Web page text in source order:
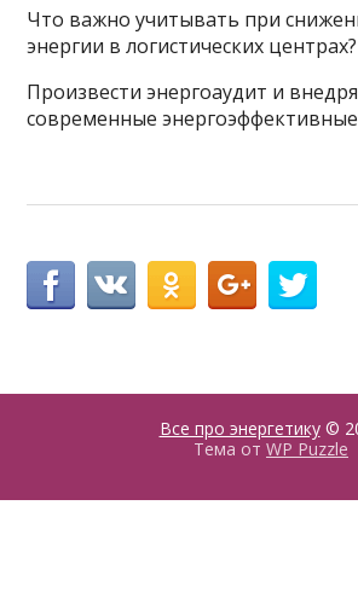
Что важно учитывать при
энергии в логистических центрах?
Произвести энергоаудит и
современные
Все про энергетику©
Тема от WP Puzzle